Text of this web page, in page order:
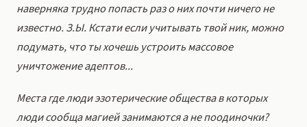
наверняка трудно попасть раз о них почти ничего не
известно. З.Ы. Кстати если учитывать твой ник, можно
подумать, что ты хочешь устроить массовое
уничтожение адептов...
Места где люди эзотерические общества в которых
люди сообща магией занимаются а не поодиночки?